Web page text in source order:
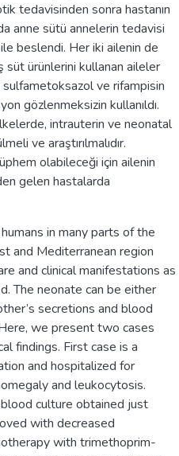
tedavisinden sonra hastanın
anne sütü annelerin tedavisi
beslendi. Her iki ailenin de
süt ürünlerini kullanan aileler
ve rifampisin
gözlenmeksizin kullanıldı.
intrauterin ve neonatal
ve araştırılmalıdır.
olabileceği için ailenin
gelen hastalarda
in many parts of the
and Mediterranean region
and clinical manifestations as
The neonate can be either
secretions and blood
we present two cases
findings. First case is a
and hospitalized for
and leukocytosis.
culture obtained just
with decreased
with trimethoprim-